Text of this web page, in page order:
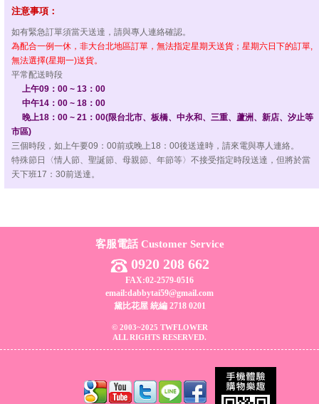
注意事項：
如有緊急訂單須當天送達，請與專人連絡確認。
為配合一例一休，非大台北地區訂單，無法指定星期天送貨；星期六日下的訂單,
無法選擇(星期一)送貨。
平常配送時段
上午09：00 ~ 13：00
中午14：00 ~ 18：00
晚上18：00 ~ 21：00(限台北市、板橋、中永和、三重、蘆洲、新店、汐止等
市區)
三個時段，如上午要09：00前或晚上18：00後送達時，請來電與專人連絡。
特殊節日〈情人節、聖誕節、母親節、年節等〉不接受指定時段送達，但將於當
天下班17：30前送達。
客服電話 Customer Service
0920 208 662
FAX:02-2579-0516
email:dabbytai59@gmail.com
黛比花屋 統編 2718 0201
© 2003~2025 TWFLOWER
ALL RIGHTS RESERVED.